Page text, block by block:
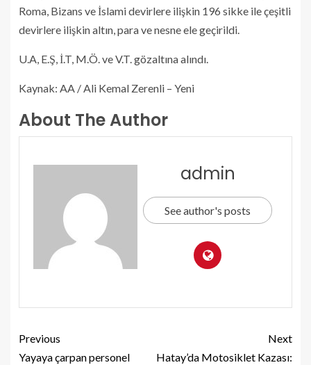
Roma, Bizans ve İslami devirlere ilişkin 196 sikke ile çeşitli
devirlere ilişkin altın, para ve nesne ele geçirildi.
U.A, E.Ş, İ.T, M.Ö. ve V.T. gözaltına alındı.
Kaynak: AA / Ali Kemal Zerenli – Yeni
About The Author
admin
See author's posts
Previous
Yayaya çarpan personel
Next
Hatay’da Motosiklet Kazası: